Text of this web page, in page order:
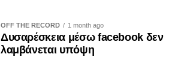
OFF THE RECORD 1 month ago
Δυσαρέσκεια μέσω facebook δεν
λαμβάνεται υπόψη